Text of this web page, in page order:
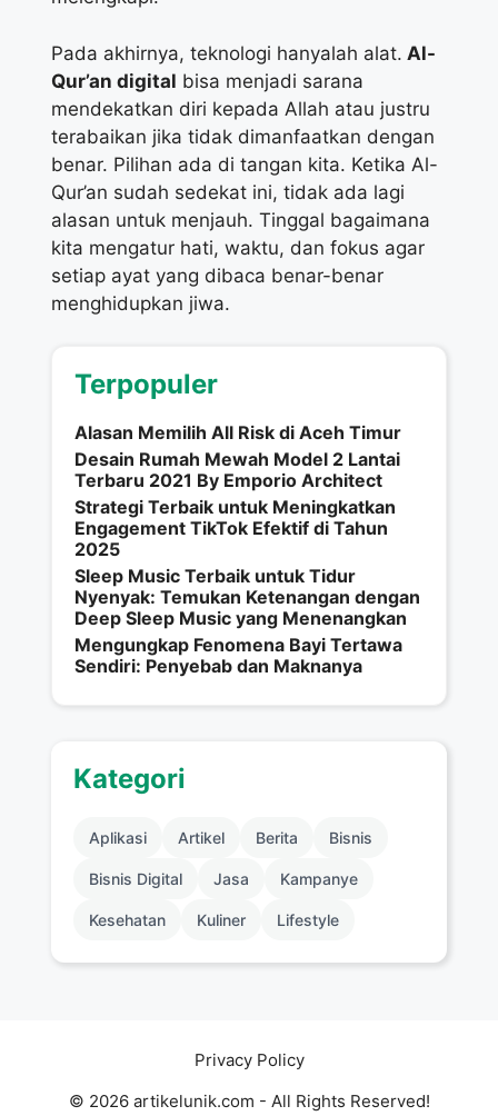
Pada akhirnya, teknologi hanyalah alat. Al-
Qur’an digital bisa menjadi sarana
mendekatkan diri kepada Allah atau justru
terabaikan jika tidak dimanfaatkan dengan
benar. Pilihan ada di tangan kita. Ketika Al-
Qur’an sudah sedekat ini, tidak ada lagi
alasan untuk menjauh. Tinggal bagaimana
kita mengatur hati, waktu, dan fokus agar
setiap ayat yang dibaca benar-benar
menghidupkan jiwa.
Terpopuler
Alasan Memilih All Risk di Aceh Timur
Desain Rumah Mewah Model 2 Lantai
Terbaru 2021 By Emporio Architect
Strategi Terbaik untuk Meningkatkan
Engagement TikTok Efektif di Tahun
2025
Sleep Music Terbaik untuk Tidur
Nyenyak: Temukan Ketenangan dengan
Deep Sleep Music yang Menenangkan
Mengungkap Fenomena Bayi Tertawa
Sendiri: Penyebab dan Maknanya
Kategori
Aplikasi Artikel Berita Bisnis
Bisnis Digital Jasa Kampanye
Kesehatan Kuliner Lifestyle
Privacy Policy
© 2026 artikelunik.com - All Rights Reserved!